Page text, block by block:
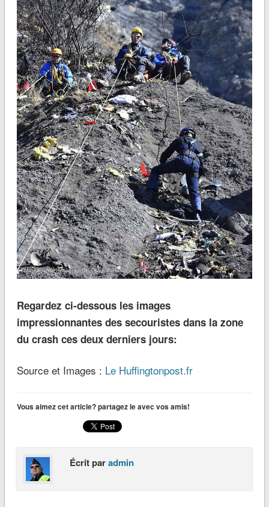
Regardez ci-dessous les images
impressionnantes des secouristes dans la zone
du crash ces deux derniers jours:
Source et Images : Le Huffingtonpost.fr
Vous aimez cet article? partagez le avec vos amis!
Écrit paradmin